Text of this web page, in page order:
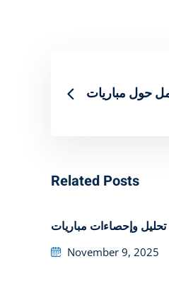
Related Posts
Posted
November 9, 2025